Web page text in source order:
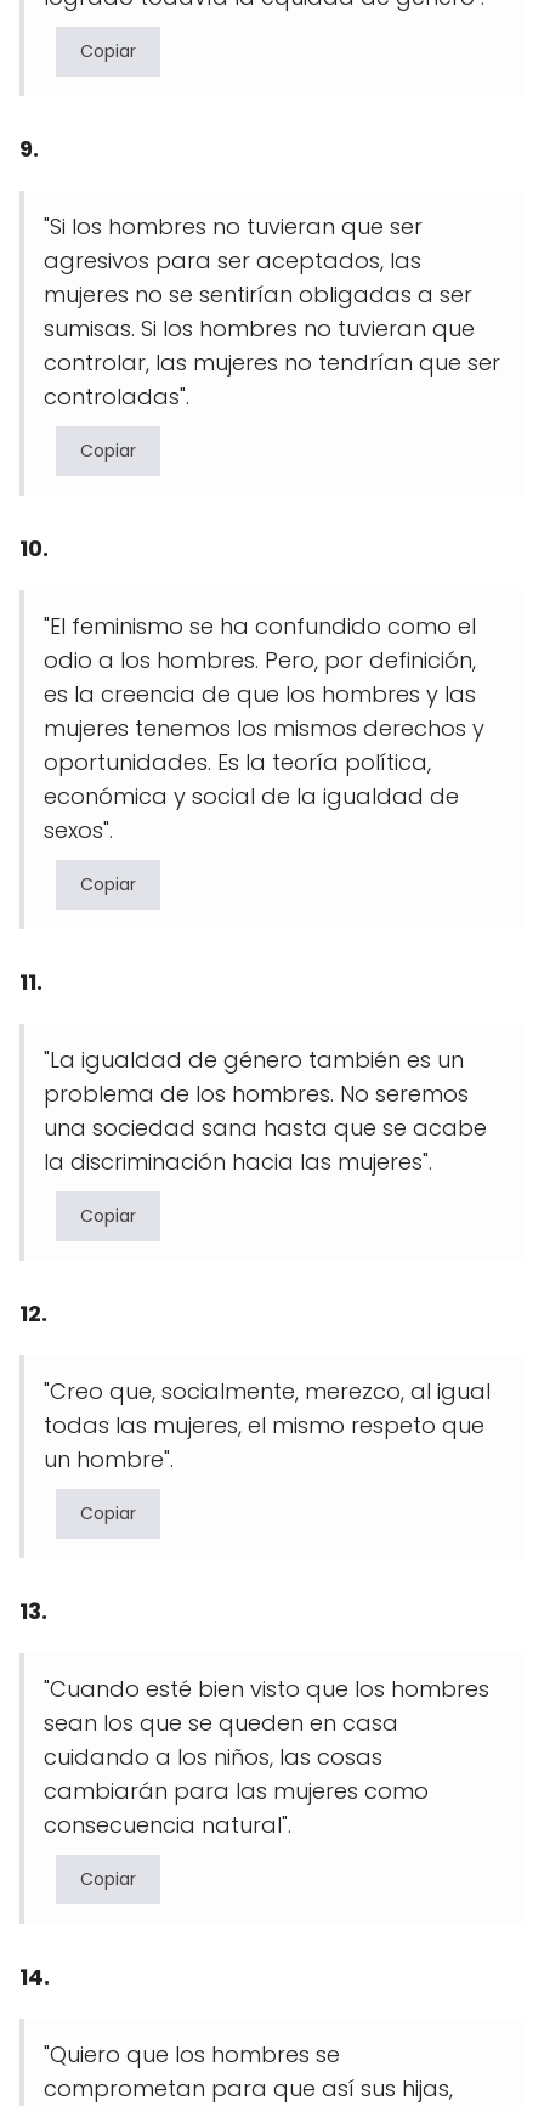
Copiar
9.
"Si los hombres no tuvieran que ser
agresivos para ser aceptados, las
mujeres no se sentirían obligadas a ser
sumisas. Si los hombres no tuvieran que
controlar, las mujeres no tendrían que ser
controladas".
Copiar
10.
"El feminismo se ha confundido como el
odio a los hombres. Pero, por definición,
es la creencia de que los hombres y las
mujeres tenemos los mismos derechos y
oportunidades. Es la teoría política,
económica y social de la igualdad de
sexos".
Copiar
11.
"La igualdad de género también es un
problema de los hombres. No seremos
una sociedad sana hasta que se acabe
la discriminación hacia las mujeres".
Copiar
12.
"Creo que, socialmente, merezco, al igual
todas las mujeres, el mismo respeto que
un hombre".
Copiar
13.
"Cuando esté bien visto que los hombres
sean los que se queden en casa
cuidando a los niños, las cosas
cambiarán para las mujeres como
consecuencia natural".
Copiar
14.
"Quiero que los hombres se
comprometan para que así sus hijas,